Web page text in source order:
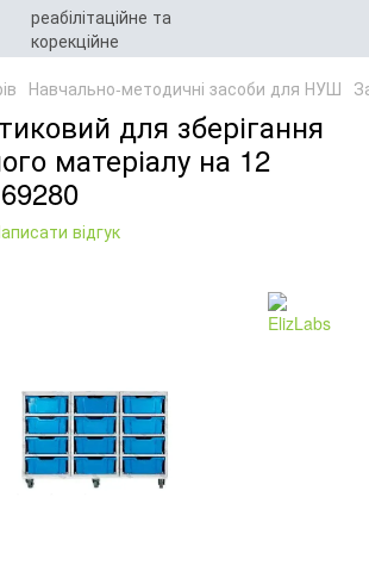
Навчально-методичні засоби для НУШ
для зберігання
матеріалу на 12
відгук